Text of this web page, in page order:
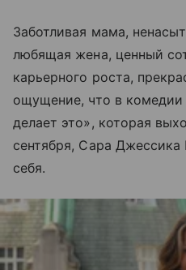
Заботливая мама,
любящая жена, ценный
карьерного роста,
ощущение, что в комедии
делает это», которая
сентября, Сара Джессика
себя.